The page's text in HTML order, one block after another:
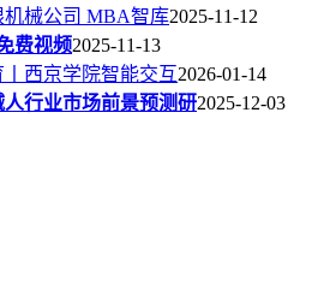
械公司 MBA智库2025-11-12
费视频2025-11-13
西京学院智能交互2026-01-14
行业市场前景预测研2025-12-03